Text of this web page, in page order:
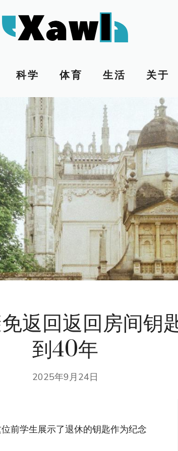
科学 体育 生活 关于
返回返回房间钥
到40年
2025年9月24日
前学生展示了退休的钥匙作为纪念